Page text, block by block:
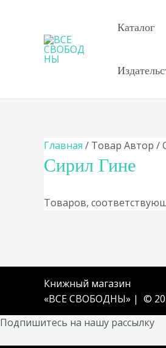
содержимому
Каталог
Главная / Товар Автор /
Сирил Гине
Товаров,
Книжный магазин
«ВСЕ СВОБОДНЫ» | ©
Подпишитесь на нашу рассылку